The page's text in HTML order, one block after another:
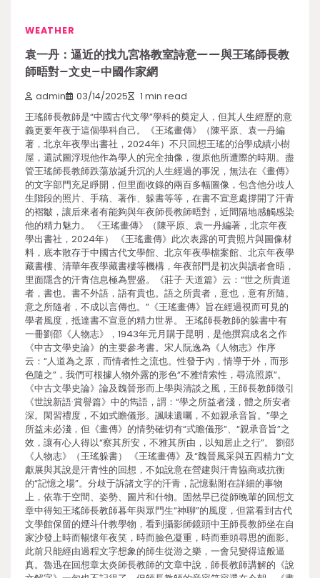
WEATHER
袁一丹：逼近的找九宮格教室詩意——與王瑤師長教
師晤對–文史–中國作家網
admin 03/14/2025 1 min read
王瑤師長教師是“中國古代文學”學科的奠定人，但其人生經歷的意
義更要年夜于這個學科自己。《王瑤畫傳》（陳平原、袁一丹編
著，北京年夜學出書社，2024年）不只回想王瑤的治學成績小樹
屋，還試圖浮現他作為學人的完全抽像，復原他所遭際的時期。盡
管王瑤師長教師跌蕩放誕升沉的人生經過的事況，無法在《畫傳》
的文字部門充足睜開，但里面收錄的兩百多幅圖像，包含他分歧人
生階段的照片、手稿、著作、躲書等等，在書不宣意處撐開了汗青
的褶皺，讓后來者有能夠與年夜師長教師晤對，近間隔地感觸感染
他的精力魅力。 《王瑤畫傳》（陳平原、袁一丹編著，北京年夜
學出書社，2024年） 《王瑤畫傳》此次表露的可貴照片與圖像材
料，底本散存于中國古代文學館、北京年夜學檔案館、北京年夜學
藏書樓、清華年夜學藏書樓等機構，年夜部門是初次與讀者會晤，
里面隱含的汗青信息極為豐盛。《莊子·天道篇》云：“世之所貴道
者，書也。書不外語，語有貴也。語之所貴者，意也，意有所隨。
意之所隨者，不成以言傳也。”《王瑤畫傳》旨在經過視而可見的
學者風度，抵達書不宣意的精力世界。 王瑤師長教師的躲書中有
一冊劉邵《人物志》，1943年元月購于昆明，是他撰寫成名之作
《中古文學史論》的主要參考書。宋人阮逸為《人物志》作序
云：“人道為之原，而情者性之流也。性發于內，情導于外，而形
色隨之”，我們可根據人物外露的形色“不雅情索性，尋流照原”。
《中古文學史論》論及魏晉形而上學與清談之風，王師長教師徵引
《世說新語·賞譽篇》中的雋語，謂：“學之所益者淺，體之所安者
深。閑習禮度，不如式瞻儀形。諷味遺囑，不如親承音旨。”學之
所益未必淺，但《畫傳》的情勢確切有“式瞻儀形”、“親承音旨”之
效，讓有心人得以“察其所安，不雅其所由，以知居止之行”。 劉邵
《人物志》（王瑤躲書） 《王瑤畫傳》及“魏晉風采與五四精力”文
獻展與其說是汗青性的回想，不如說意在營建與汗青協商或抗衡
的“記憶之場”。分歧于訴諸文字的汗青，記憶黏附在詳細的事物
上，依靠于空間、姿勢、圖片和什物。固然早已從師晚輩的回想文
章中得知王瑤師長教師暮年與眾門生“神聊”的風度，但當看到古代
文學館保留的煙斗什教學物，看到攝影師鏡頭中王師長教師坐在自
家沙發上時而暢懷年夜笑，時而臉色凝重，時而垂頭尋思的面影。
此前只能經由過程文字想象的師生從游之樂，一會兒變得這般逼
真。魯迅在回想章太炎師長教師的文章中說，師長教師講解的《說